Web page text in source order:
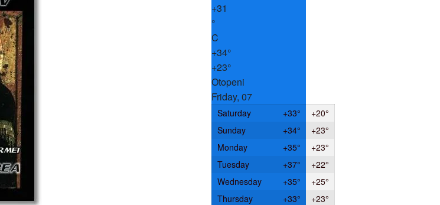
+31
°
C
+34°
+23°
Otopeni
Friday, 07
Saturday +33° +20°
Sunday
+34° +23°
Monday
+35° +23°
Tuesday
+37° +22°
Wednesday
+35° +25°
Thursday
+33° +23°